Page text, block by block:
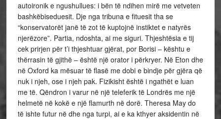
autoironik e ngushullues: i bën të ndihen mirë me vetveten
bashkëbiseduesit. Dje nga tribuna e fituesit tha se
“konservatorët janë të zot të kuptojnë instiktet e natyrës
njerëzore”. Partia, ndoshta, ai me siguri. Thjeshtësia e tij
cek prirjen për t’i thjeshtuar gjërat, por Borisi – kështu e
thërrasin të gjithë – është një orator i përkryer. Në Eton dhe
në Oxford ka mësuar të flasë me dobi e bindje për gjëra që
nuk i njeh, ose i njeh pak. Fizikisht është i ngathët e luan
me të. Qëndron i varur në një teleferik të Londrës me një
helmetë në kokë e një flamurth në dorë. Theresa May do
të ishte futur në dhe nga turpi, ai e ka kthyer aksidentin në